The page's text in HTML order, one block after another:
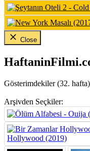
Close
Gösterimdekiler (32.
Arşivden Seçkiler: